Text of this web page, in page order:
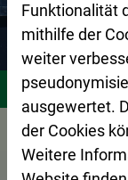
Stadtgestaltung
Vorlesen
Funktionalität
mithilfe der
weiter
ausgewertet.
der Cookies
Weitere